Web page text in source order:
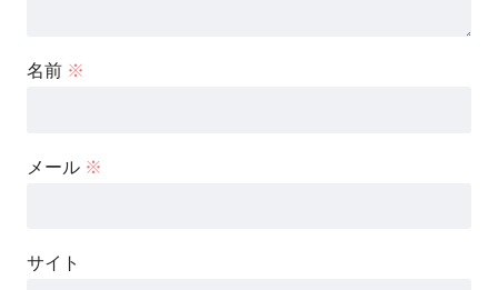
名前 ※
メール ※
サイト